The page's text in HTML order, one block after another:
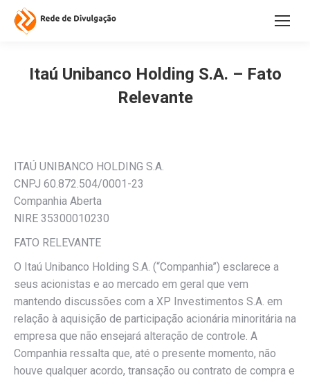
Itaú Unibanco Holding S.A. – Fato
Relevante
ITAÚ UNIBANCO HOLDING S.A.
CNPJ 60.872.504/0001-23
Companhia Aberta
NIRE 35300010230
FATO RELEVANTE
O Itaú Unibanco Holding S.A. (“Companhia”) esclarece a
seus acionistas e ao mercado em geral que vem
mantendo discussões com a XP Investimentos S.A. em
relação à aquisição de participação acionária minoritária na
empresa que não ensejará alteração de controle. A
Companhia ressalta que, até o presente momento, não
houve qualquer acordo, transação ou contrato de compra e